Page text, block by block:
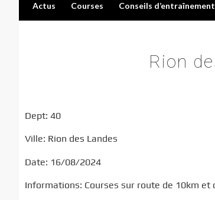
Actus Courses Conseils d’entraînement
Rion
Dept: 40
Ville: Rion des Landes
Date: 16/08/2024
Informations: Courses sur route de 10km et